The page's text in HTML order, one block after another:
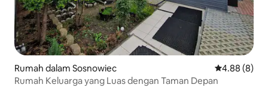
Rumah dalam Sosnowiec Penarafan
4.88 (8)
Rumah Keluarga yang Luas dengan Taman Depan